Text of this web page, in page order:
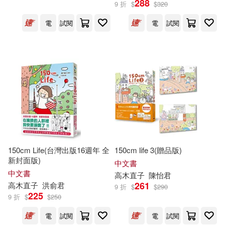
電 試閱
9 折 $288 $320
電
試閱
150cm Life(台灣出版16週年 全
新封面版)
中文書
高木直子 洪俞君
9 折 $225 $250
電
試閱
150cm life 3(贈品版)
中文書
高木直子 陳怡君
9 折 $261 $290
電 試閱